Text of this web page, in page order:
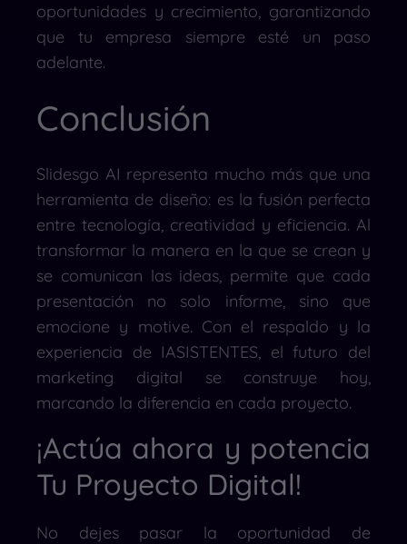
oportunidades y crecimiento, garantizando
que tu empresa siempre esté un paso
adelante.
Conclusión
Slidesgo AI representa mucho más que una
herramienta de diseño: es la fusión perfecta
entre tecnología, creatividad y eficiencia. Al
transformar la manera en la que se crean y
se comunican las ideas, permite que cada
presentación no solo informe, sino que
emocione y motive. Con el respaldo y la
experiencia de IASISTENTES, el futuro del
marketing digital se construye hoy,
marcando la diferencia en cada proyecto.
¡Actúa ahora y potencia
Tu Proyecto Digital!
No dejes pasar la oportunidad de